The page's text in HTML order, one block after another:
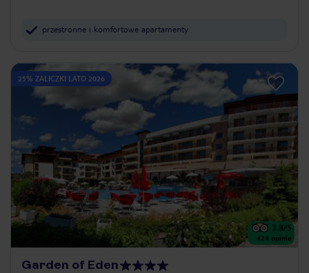
przestronne i komfortowe apartamenty
25% ZALICZKI LATO 2026
3.8/5
424 opinie
Garden of Eden